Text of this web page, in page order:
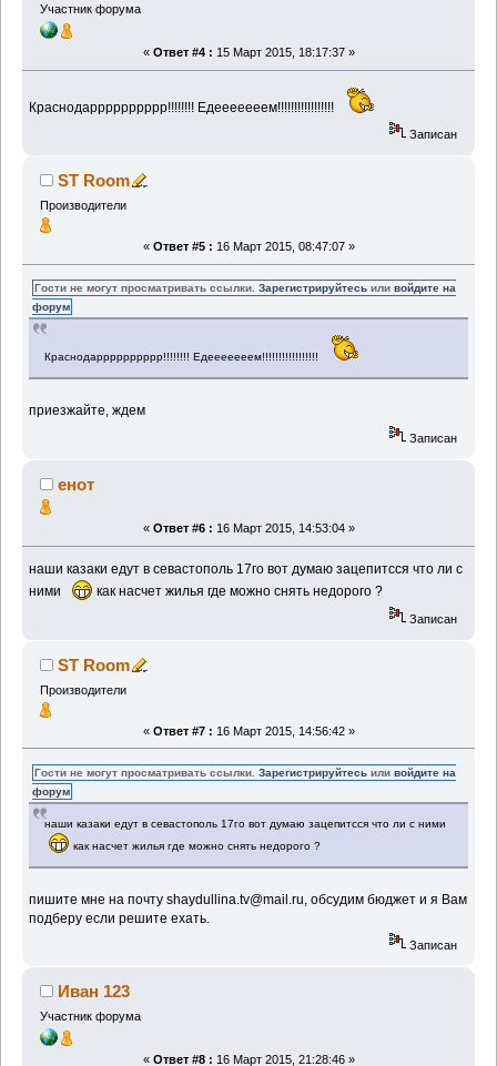
Участник форума
« Ответ #4 : 15 Март 2015, 18:17:37 »
Краснодарррррррррр!!!!!!!! Едееееееем!!!!!!!!!!!!!!!!!
Записан
ST Room
Производители
« Ответ #5 : 16 Март 2015, 08:47:07 »
Гости не могут просматривать ссылки.Зарегистрируйтесь иливойдите на
форум
Краснодарррррррррр!!!!!!!! Едееееееем!!!!!!!!!!!!!!!!!
приезжайте, ждем
Записан
енот
« Ответ #6 : 16 Март 2015, 14:53:04 »
наши казаки едут в севастополь 17го вот думаю зацепитсся что ли с
ними
как насчет жилья где можно снять недорого ?
Записан
ST Room
Производители
« Ответ #7 : 16 Март 2015, 14:56:42 »
Гости не могут просматривать ссылки.Зарегистрируйтесь иливойдите на
форум
наши казаки едут в севастополь 17го вот думаю зацепитсся что ли с ними
как насчет жилья где можно снять недорого ?
пишите мне на почту shaydullina.tv@mail.ru, обсудим бюджет и я Вам
подберу если решите ехать.
Записан
Иван 123
Участник форума
« Ответ #8 : 16 Март 2015, 21:28:46 »